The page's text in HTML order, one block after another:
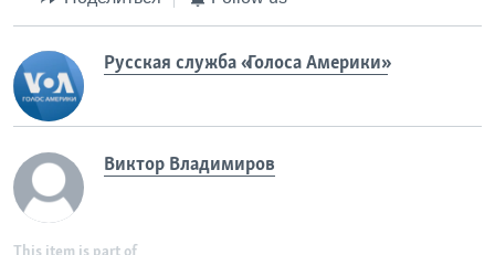
Русская служба «Голоса Америки»
Виктор Владимиров